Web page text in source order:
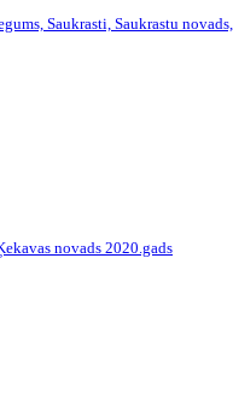
Saukrasti, Saukrastu
novads 2020.gads